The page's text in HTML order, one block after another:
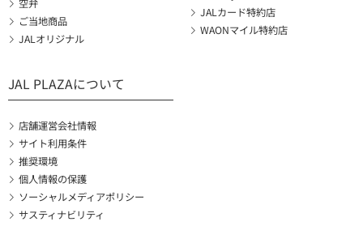
空弁
ご当地商品
JALオリジナル
JALカード特約店
WAONマイル特約店
JAL PLAZAについて
店舗運営会社情報
サイト利用条件
推奨環境
個人情報の保護
ソーシャルメディアポリシー
サスティナビリティ